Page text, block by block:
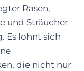
Rasen,
und Sträucher
Es lohnt sich
die nicht nur